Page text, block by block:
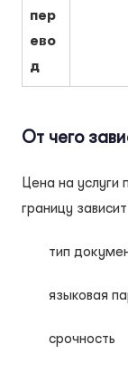
пер
ево
д
От чего
Цена на услуги
границу
тип
языковая
срочность